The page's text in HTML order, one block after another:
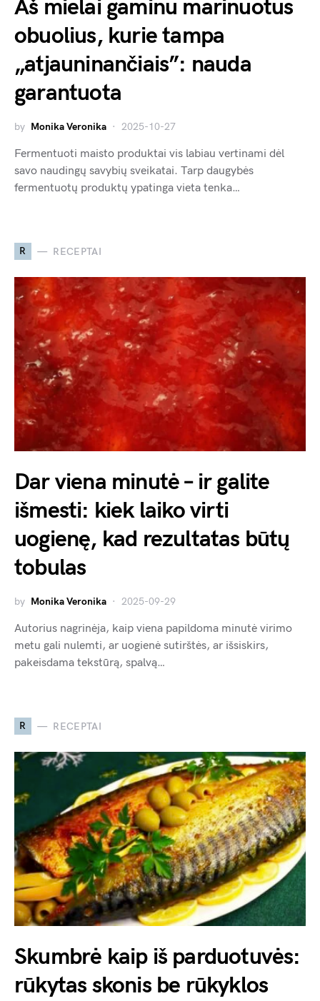
Aš mielai gaminu marinuotus
obuolius, kurie tampa
„atjauninančiais”: nauda
garantuota
by Monika Veronika 2025-10-27
Fermentuoti maisto produktai vis labiau vertinami dėl
savo naudingų savybių sveikatai. Tarp daugybės
fermentuotų produktų ypatinga vieta tenka…
R RECEPTAI
Dar viena minutė – ir galite
išmesti: kiek laiko virti
uogienę, kad rezultatas būtų
tobulas
by Monika Veronika 2025-09-29
Autorius nagrinėja, kaip viena papildoma minutė virimo
metu gali nulemti, ar uogienė sutirštės, ar išsiskirs,
pakeisdama tekstūrą, spalvą…
R RECEPTAI
Skumbrė kaip iš parduotuvės:
rūkytas skonis be rūkyklos